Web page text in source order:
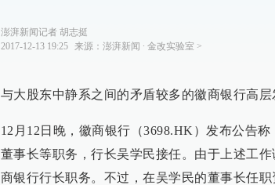
澎湃新闻记者 胡志挺
2017-12-13 19:25
来源： 澎湃新闻 ∙ 金改实验室 >
与大股东中静系之间的矛盾较多的徽商银行高层
12月12日晚，徽商银行（3698.HK）发布公告
董事长等职务，行长吴学民接任。由于上述工
商银行行长职务。不过，在吴学民的董事长任